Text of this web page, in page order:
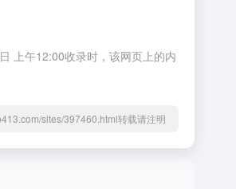
上午12:00收录时，该网页上的内
sites/397460.html转载请注明